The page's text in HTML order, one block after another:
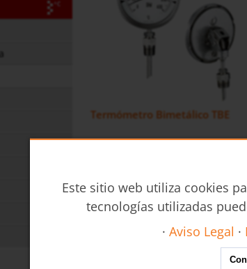
Termómetro Bimetálico TBE
Este sitio web utiliza cookies
tecnologías utilizadas
· Aviso Legal ·